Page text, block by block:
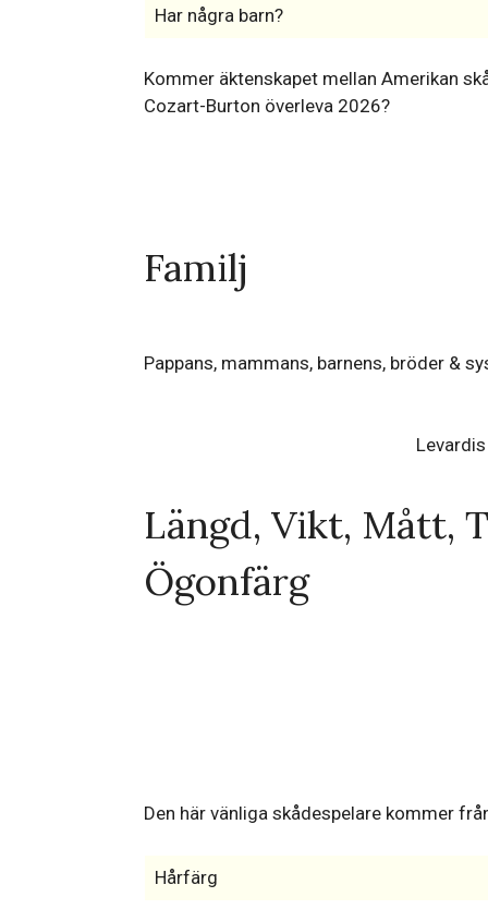
Har några barn?
Kommer äktenskapet mellan Amerikan
Cozart-Burton överleva 2026?
Familj
Pappans, mammans, barnens, bröder &
Längd, Vikt, Mått,
Ögonfärg
Den här vänliga skådespelare kommer
Hårfärg